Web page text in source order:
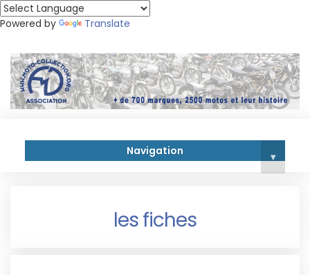
Powered by Translate
Navigation ▾
les fiches